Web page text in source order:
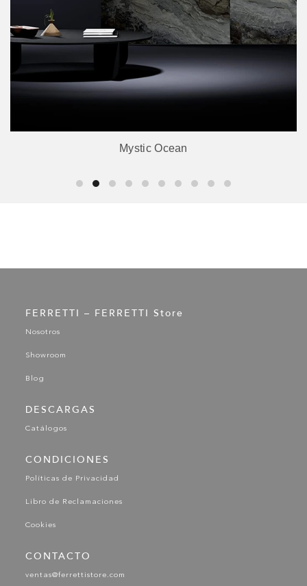
Mystic Ocean
FERRETTI – FERRETTI Store
Nosotros
Showroom
Blog
DESCARGAS
Catálogos
CONDICIONES
Políticas de Privacidad
Libro de Reclamaciones
Cookies
CONTACTO
ventas@ferrettistore.com